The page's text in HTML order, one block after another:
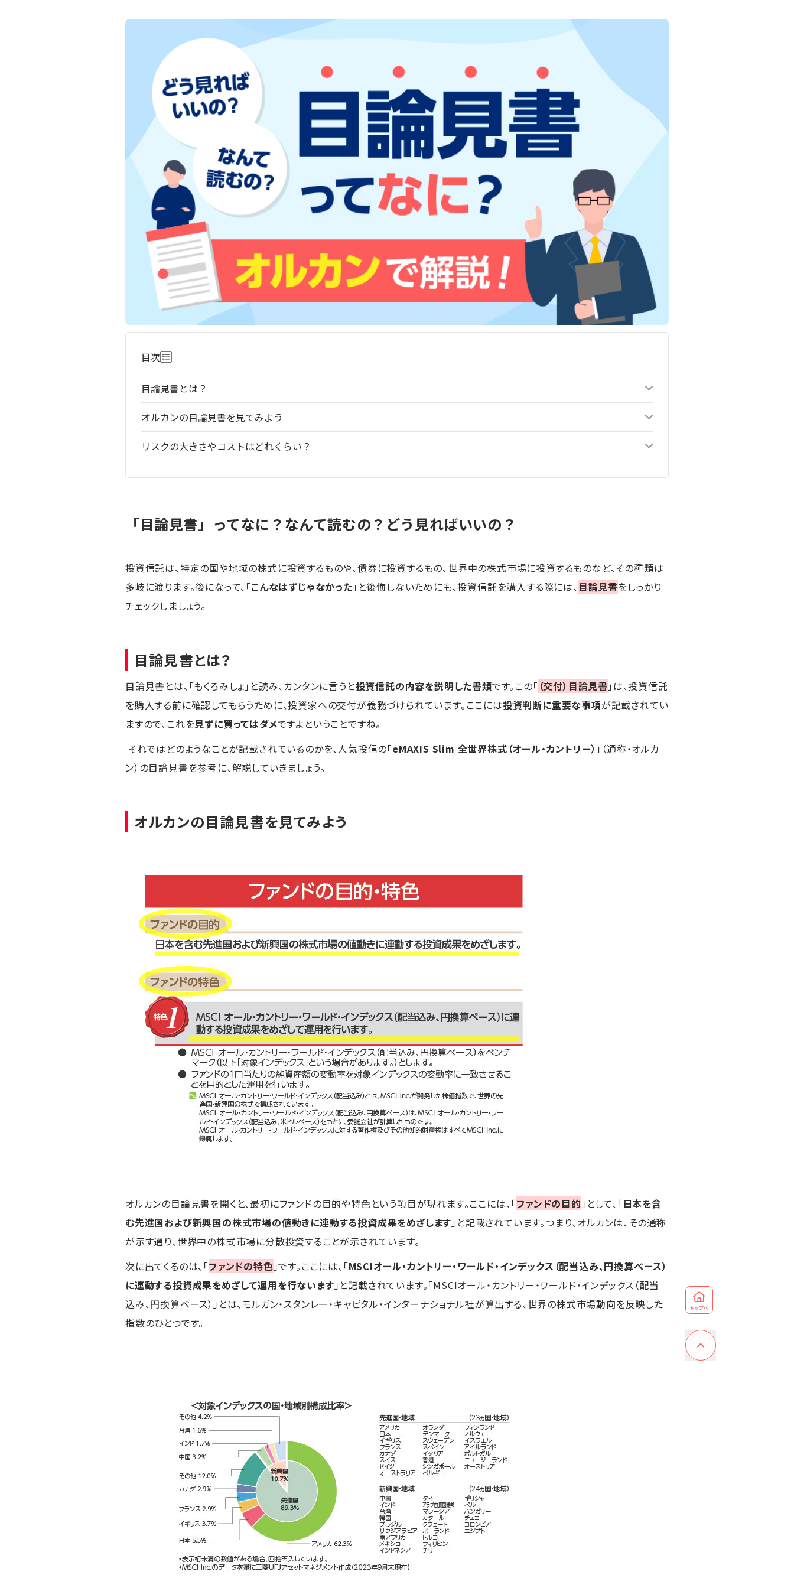
目次
目論見書とは？
オルカンの目論見書を見てみよう
リスクの大きさやコストはどれくらい？
「目論見書」ってなに？なんて読むの？どう見ればいいの？
投資信託は、特定の国や地域の株式に投資するものや、債券に投資するもの、世界中の株式市場に投資するものなど、その種類は
多岐に渡ります。後になって、「こんなはずじゃなかった 」と後悔しないためにも、投資信託を購入する際には、 目論見書をしっかり
チェックしましょう。
目論見書とは？
目論見書とは、「もくろみしょ」と読み、カンタンに言うと投資信託の内容を説明した書類です。この「 （交付）目論見書 」は、投資信託
を購入する前に確認してもらうために、投資家への交付が義務づけられています。ここには投資判断に重要な事項が記載されてい
ますので、これを見ずに買ってはダメですよということですね。
それではどのようなことが記載されているのかを、人気投信の「eMAXIS Slim 全世界株式（オール・カントリー） 」（通称・オルカ
ン）の目論見書を参考に、解説していきましょう。
オルカンの目論見書を見てみよう
オルカンの目論見書を開くと、最初にファンドの目的や特色という項目が現れます。ここには、「ファンドの目的 」として、「日本を含
む先進国および新興国の株式市場の値動きに連動する投資成果をめざします 」と記載されています。つまり、オルカンは、その通称
が示す通り、世界中の株式市場に分散投資することが示されています。
次に出てくるのは、「ファンドの特色 」です。ここには、「MSCIオール・カントリー・ワールド・インデックス（配当込み、円換算ベース）
に連動する投資成果をめざして運用を行ないます 」と記載されています。「MSCIオール・カントリー・ワールド・インデックス（配当
込み、円換算ベース）」とは、モルガン・スタンレー・キャピタル・インターナショナル社が算出する、世界の株式市場動向を反映した
指数のひとつです。